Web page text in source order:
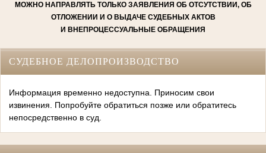
МОЖНО НАПРАВЛЯТЬ ТОЛЬКО ЗАЯВЛЕНИЯ ОБ ОТСУТСТВИИ, ОБ
ОТЛОЖЕНИИ И О ВЫДАЧЕ СУДЕБНЫХ АКТОВ
И ВНЕПРОЦЕССУАЛЬНЫЕ ОБРАЩЕНИЯ
СУДЕБНОЕ ДЕЛОПРОИЗВОДСТВО
Информация временно недоступна. Приносим свои
извинения. Попробуйте обратиться позже или обратитесь
непосредственно в суд.